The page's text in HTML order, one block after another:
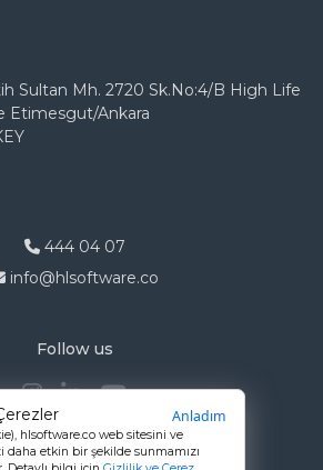
Sultan Mh. 2720 Sk.No:4/B High Life
Etimesgut/Ankara
444 04 07
info@hlsoftware.co
Follow us
hlsoftware.co web sitesini ve
etkin bir şekilde sunmamızı
Anladım